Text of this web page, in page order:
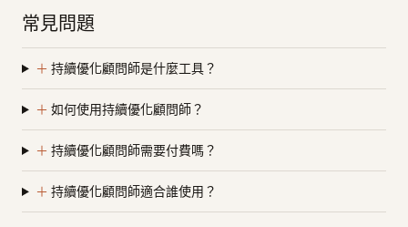
常見問題
＋ 持續優化顧問師是什麼工具？
＋ 如何使用持續優化顧問師？
＋ 持續優化顧問師需要付費嗎？
＋ 持續優化顧問師適合誰使用？